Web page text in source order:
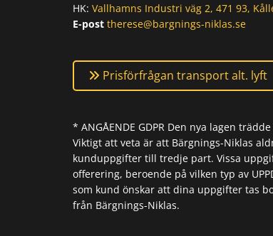
HK: Vallhamns Industri väg 2, 471 93,
E-post therese@bargnings-niklas.se
Prisförfrågan transport alt. lyft
* ANGÅENDE GDPR Den nya lagen
Viktigt att veta är att Bärgnings-Niklas
kunduppgifter till tredje part. Vissa
offerering, beroende på vilken typ av
som kund önskar att dina uppgifter tas
från Bärgnings-Niklas.